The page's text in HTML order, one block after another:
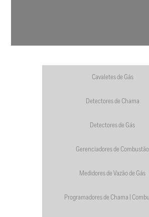
Cavaletes de Gás
Detectores de Chama
Detectores de Gás
Gerenciadores de Combustão
Medidores de Vazão de Gás
Programadores de Chama |